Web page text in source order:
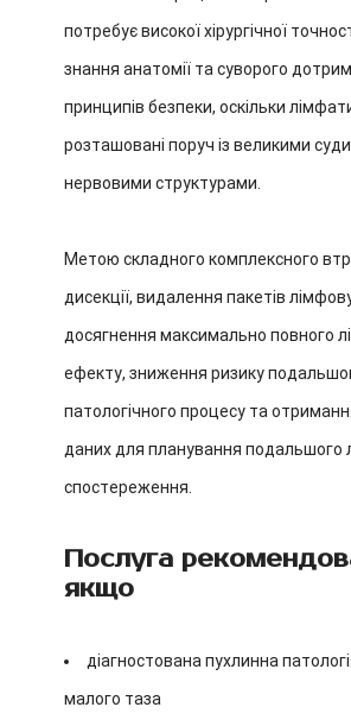
потребує високої хірургічної
знання анатомії та суворого
принципів безпеки, оскільки
розташовані поруч із великими
нервовими структурами.
Метою складного комплексного
дисекції, видалення пакетів
досягнення максимально повного
ефекту, зниження ризику
патологічного процесу та
даних для планування подальшого
спостереження.
Послуга
якщо
діагностована пухлинна
малого таза